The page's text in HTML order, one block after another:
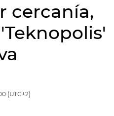
cercanía,
(UTC+2)